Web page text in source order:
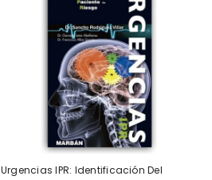
Urgencias IPR: Identificación Del